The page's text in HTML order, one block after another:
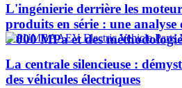
L'ingénierie derrière les
produits en série : une analyse
1 000 MPa et des
La centrale silencieuse :
des véhicules électriques